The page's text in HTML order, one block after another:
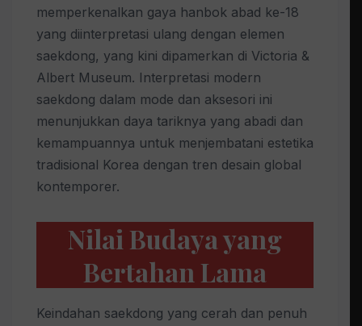
memperkenalkan gaya hanbok abad ke-18
yang diinterpretasi ulang dengan elemen
saekdong, yang kini dipamerkan di Victoria &
Albert Museum. Interpretasi modern
saekdong dalam mode dan aksesori ini
menunjukkan daya tariknya yang abadi dan
kemampuannya untuk menjembatani estetika
tradisional Korea dengan tren desain global
kontemporer.
Nilai Budaya yang
Bertahan Lama
Keindahan saekdong yang cerah dan penuh